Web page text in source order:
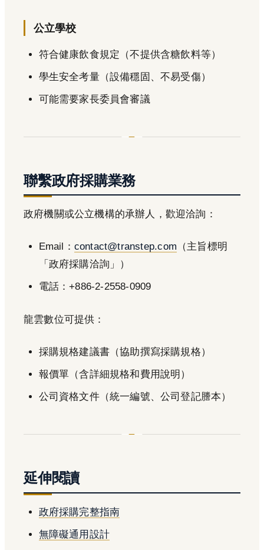
公立學校
符合健康飲食規定（不提供含糖飲料等）
學生安全考量（設備穩固、不易受傷）
可能需要家長委員會審議
聯繫政府採購業務
政府機關或公立機構的承辦人，歡迎洽詢：
Email： contact@transtep.com （主旨標明
「政府採購洽詢」）
電話：+886-2-2558-0909
龍雲數位可提供：
採購規格建議書（協助撰寫採購規格）
報價單（含詳細規格和費用說明）
公司資格文件（統一編號、公司登記謄本）
延伸閱讀
政府採購完整指南
無障礙通用設計